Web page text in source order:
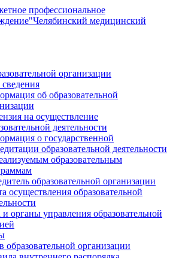
профессиональное
"Челябинский медицинский
организации
об образовательной
на осуществление
деятельности
о государственной
образовательной деятельности
образовательным
образовательной организации
осуществления образовательной
и органы управления образовательной
образовательной организации